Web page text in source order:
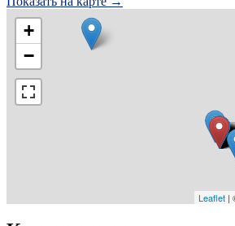
+
−
Leaflet |